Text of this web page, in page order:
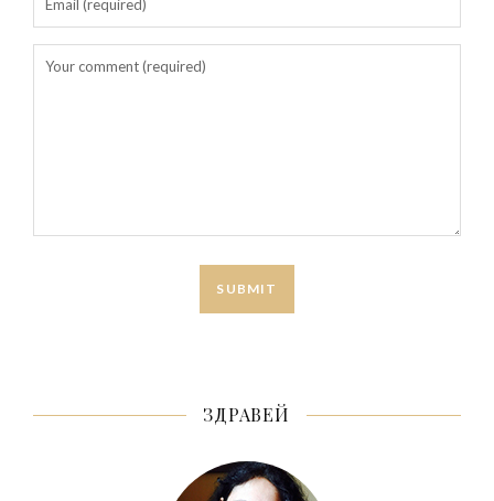
ЗДРАВЕЙ